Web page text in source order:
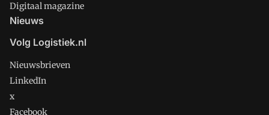
Digitaal magazine
Nieuws
Volg Logistiek.nl
Nieuwsbrieven
LinkedIn
x
Facebook